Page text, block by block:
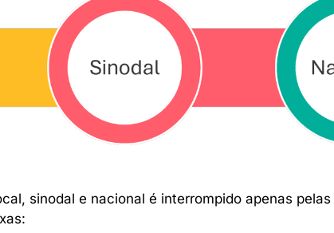
sinodal e nacional é interrompido apenas pelas